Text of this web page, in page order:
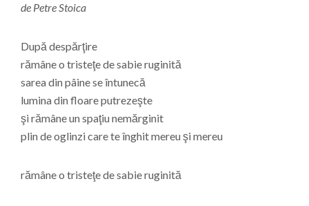
de Petre Stoica
După despărţire
rămâne o tristeţe de sabie ruginită
sarea din pâine se întunecă
lumina din floare putrezeşte
şi rămâne un spaţiu nemărginit
plin de oglinzi care te înghit mereu şi mereu
rămâne o tristeţe de sabie ruginită